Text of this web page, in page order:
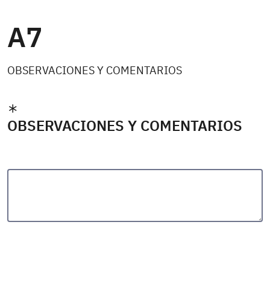
A7
OBSERVACIONES Y COMENTARIOS
OBSERVACIONES Y COMENTARIOS